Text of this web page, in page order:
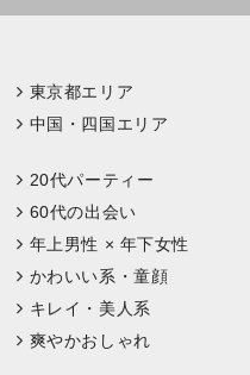
東京都エリア
中国・四国エリア
20代パーティー
60代の出会い
年上男性 × 年下女性
かわいい系・童顔
キレイ・美人系
爽やかおしゃれ